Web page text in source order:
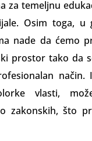
za temeljnu
Osim toga,
nade da ćemo
prostor tako da
način.
vlasti,
zakonskih, što